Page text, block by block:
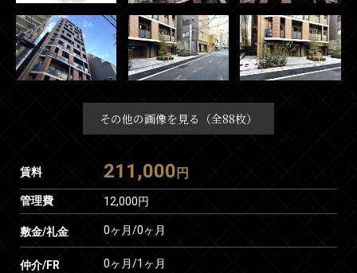
その他の画像を見る（全88枚）
賃料 211,000 円
管理費 12,000円
敷金/礼金 0ヶ月/0ヶ月
仲介/FR 0ヶ月/1ヶ月